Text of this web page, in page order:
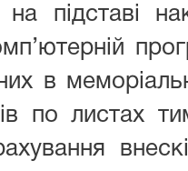
підставі
в
по листах